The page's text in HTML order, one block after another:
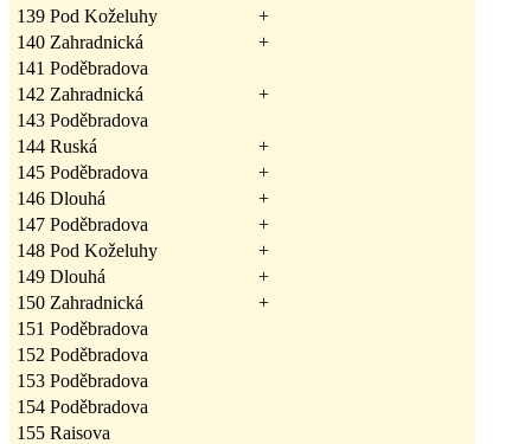
139 Pod Koželuhy
+
140 Zahradnická
+
141 Poděbradova
142 Zahradnická
+
143 Poděbradova
144 Ruská
+
145 Poděbradova
+
146 Dlouhá
+
147 Poděbradova
+
148 Pod Koželuhy
+
149 Dlouhá
+
150 Zahradnická
+
151 Poděbradova
152 Poděbradova
153 Poděbradova
154 Poděbradova
155 Raisova